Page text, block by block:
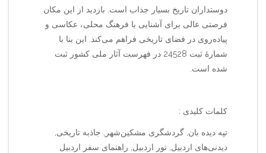
دوستداران تاریخ بسیار جذاب است. بازدید از این مکان
فرصتی عالی برای آشنایی با فرهنگ محلی، عکاسی و
پیاده‌روی در فضای تاریخی فراهم می‌کند. این بنا با
شمارهٔ ثبت 24528 در فهرست آثار ملی کشور ثبت
شده است.
کلمات کلیدی :
تپه دیده بان, گردشگری مشکین‌شهر, جاذبه تاریخی,
دیدنی‌های اردبیل, تور اردبیل, راهنمای سفر اردبیل